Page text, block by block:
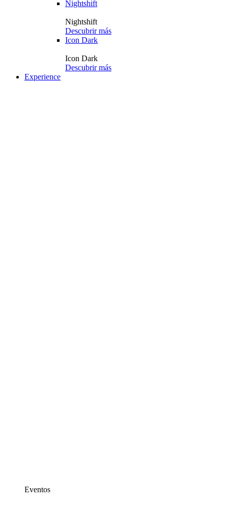
Nightshift
Nightshift
Descubrir más
Icon Dark
Icon Dark
Descubrir más
Experience
Eventos